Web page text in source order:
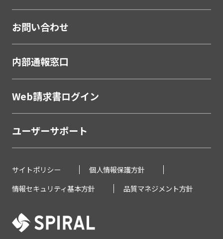
サイトポリシー
個人情報保護方針
情報セキュリティ基本方針
品質マネジメント方針
お問い合わせ
内部通報窓口
Web請求書ログイン
ユーザーサポート